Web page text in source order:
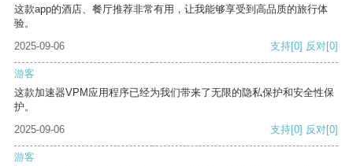
这款app的酒店、餐厅推荐非常有用，让我能够享受到高品质的旅行体
验。
2025-09-06
支持[0] 反对[0]
游客
这款加速器VPM应用程序已经为我们带来了无限的隐私保护和安全性保
护。
2025-09-06
支持[0] 反对[0]
游客